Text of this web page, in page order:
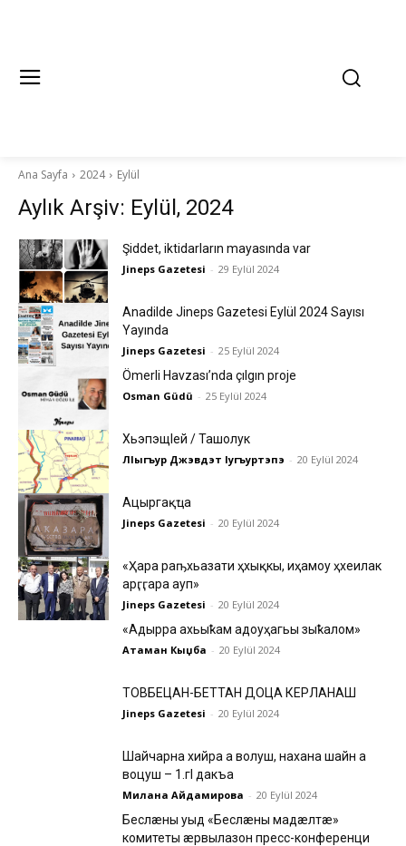
Ana Sayfa 2024 Eylül
Aylık Arşiv: Eylül, 2024
Şiddet, iktidarların mayasında var
Jineps Gazetesi - 29 Eylül 2024
Anadilde Jineps Gazetesi Eylül 2024 Sayısı
Yayında
Jineps Gazetesi - 25 Eylül 2024
Ömerli Havzası’nda çılgın proje
Osman Güdü - 25 Eylül 2024
Хьэпэщlей / Ташолук
ЛIыгъур Джэвдэт Iугъуртэпэ - 20 Eylül 2024
Ацәыргақәҵа
Jineps Gazetesi - 20 Eylül 2024
«Ҳара раҧхьазатәи ҳхықәкы, иҳамоу ҳхеилак
арӷәӷәара ауп»
Jineps Gazetesi - 20 Eylül 2024
«Адырра ахьыҟам адоуҳагьы зыҟалом»
Атаман Кәыџба - 20 Eylül 2024
ТОВБЕЦАН-БЕТТАН ДОЦА КЕРЛАНАШ
Jineps Gazetesi - 20 Eylül 2024
Шайчарна хийра а волуш, нахана шайн а
воцуш – 1.гI дакъа
Милана Айдамирова - 20 Eylül 2024
Беслæны уыд «Беслæны мадæлтæ»
комитеты æрвылазон пресс-конференци